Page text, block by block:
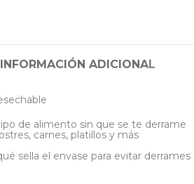
INFORMACIÓN ADICIONAL
de alimento sin que se te derrame
carnes, platillos y más
sella el envase para evitar derrames